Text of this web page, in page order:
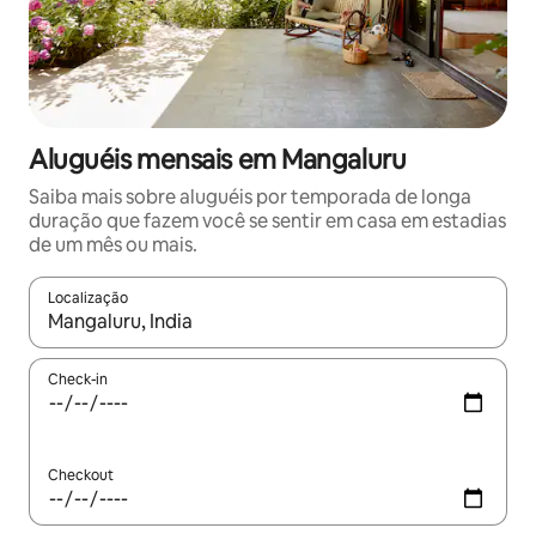
Aluguéis mensais em Mangaluru
Saiba mais sobre aluguéis por temporada de longa
duração que fazem você se sentir em casa em estadias
de um mês ou mais.
Localização
Quando os resultados estiverem disponíveis, explore-os
Check-in
Checkout